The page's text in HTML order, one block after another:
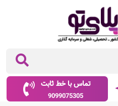
تماس با خط ثابت
9099075305